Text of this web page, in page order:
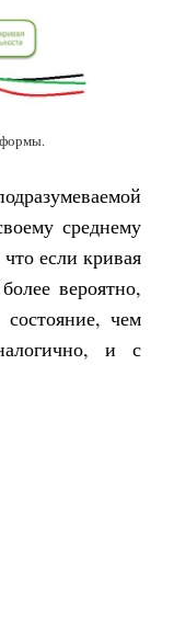
формы.
среднему
если кривая
вероятно,
чем
и с